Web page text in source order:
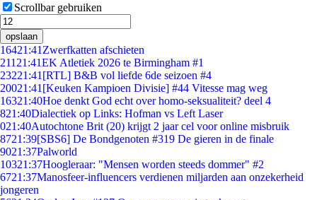
Scrollbar gebruiken
opslaan
16421:41 Zwerfkatten afschieten
211 21:41EK Atletiek 2026 te Birmingham #1
23221:41 [RTL] B&B vol liefde 6de seizoen #4
20021:41 [Keuken Kampioen Divisie] #44 Vitesse mag weg
16321:40Hoe denkt God echt over homo-seksualiteit? deel 4
821:40Dialectiek op Links: Hofman vs Left Laser
021:40Autochtone Brit (20) krijgt 2 jaar cel voor online misbruik
8721:39[SBS6] De Bondgenoten #319 De gieren in de finale
9021:37Palworld
10321:37Hoogleraar: "Mensen worden steeds dommer" #2
6721:37Manosfeer-influencers verdienen miljarden aan onzekerheid
jongeren